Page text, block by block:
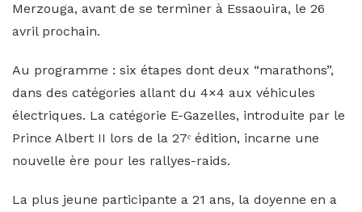
Merzouga, avant de se terminer à Essaouira, le 26
avril prochain.
Au programme : six étapes dont deux “marathons”,
dans des catégories allant du 4×4 aux véhicules
électriques. La catégorie E-Gazelles, introduite par le
Prince Albert II lors de la 27ᵉ édition, incarne une
nouvelle ère pour les rallyes-raids.
La plus jeune participante a 21 ans, la doyenne en a